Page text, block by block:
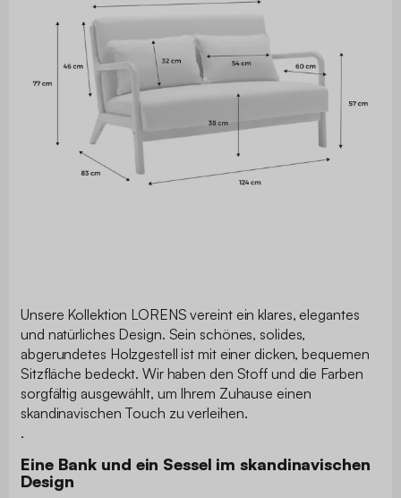
Unsere Kollektion LORENS vereint ein klares, elegantes
und natürliches Design. Sein schönes, solides,
abgerundetes Holzgestell ist mit einer dicken, bequemen
Sitzfläche bedeckt. Wir haben den Stoff und die Farben
sorgfältig ausgewählt, um Ihrem Zuhause einen
skandinavischen Touch zu verleihen.
.
Eine Bank und ein Sessel im skandinavischen
Design